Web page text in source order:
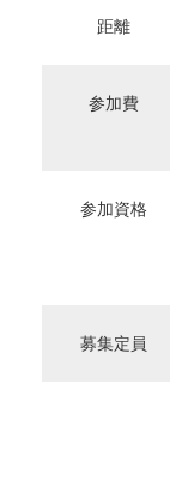
距離
参加費
参加資格
募集定員